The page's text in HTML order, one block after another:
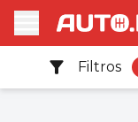
Filtros